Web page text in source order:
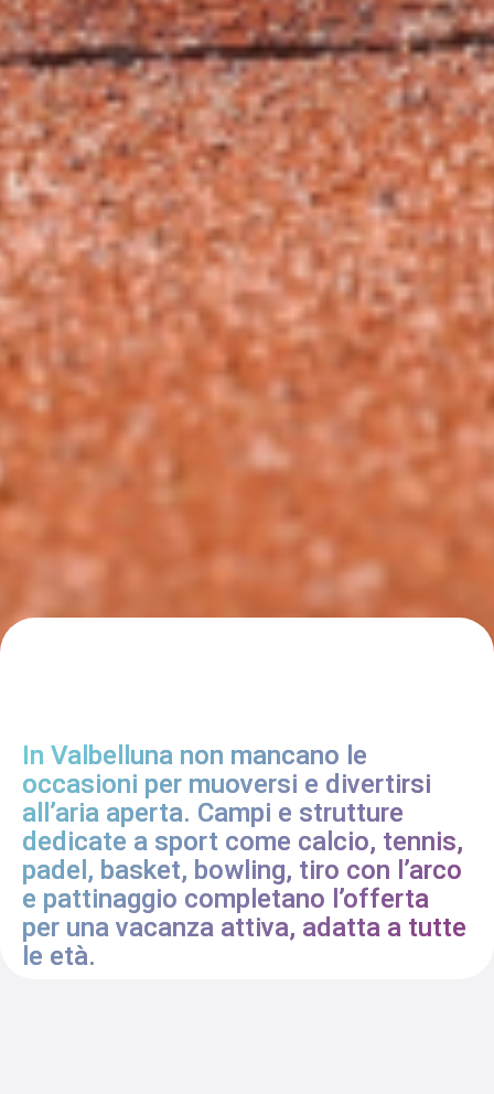
In Valbelluna non mancano le
occasioni per muoversi e divertirsi
all’aria aperta. Campi e strutture
dedicate a sport come calcio, tennis,
padel, basket, bowling, tiro con l’arco
e pattinaggio completano l’offerta
per una vacanza attiva, adatta a tutte
le età.